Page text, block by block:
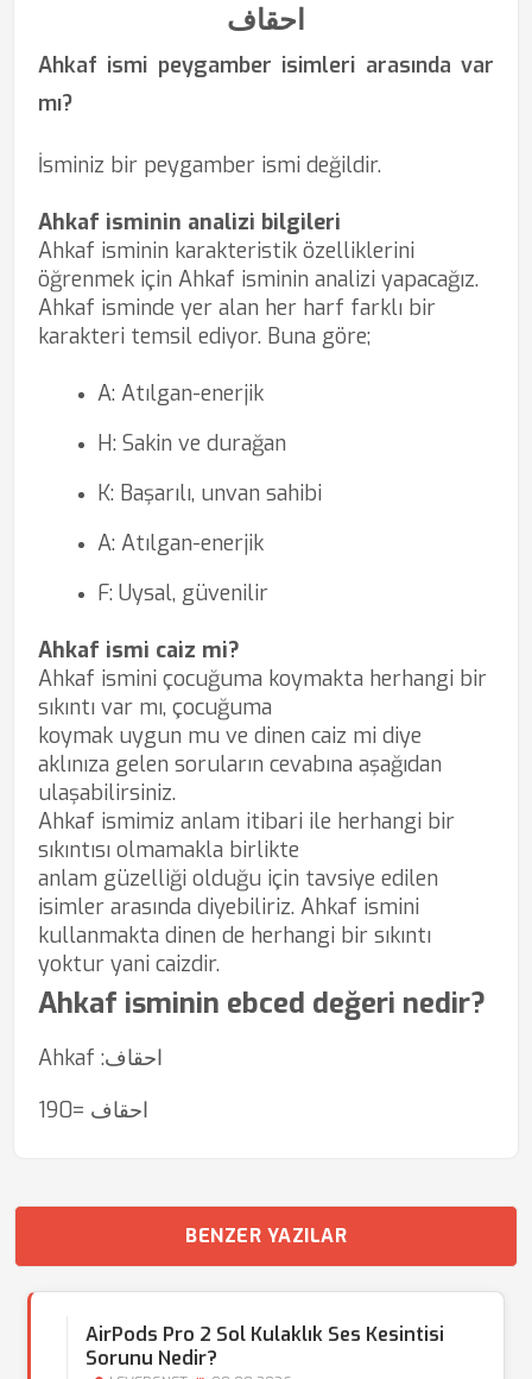
احقاف
Ahkaf ismi peygamber isimleri arasında var
mı?
İsminiz bir peygamber ismi değildir.
Ahkaf isminin analizi bilgileri
Ahkaf isminin karakteristik özelliklerini
öğrenmek için Ahkaf isminin analizi yapacağız.
Ahkaf isminde yer alan her harf farklı bir
karakteri temsil ediyor. Buna göre;
A: Atılgan-enerjik
H: Sakin ve durağan
K: Başarılı, unvan sahibi
A: Atılgan-enerjik
F: Uysal, güvenilir
Ahkaf ismi caiz mi?
Ahkaf ismini çocuğuma koymakta herhangi bir
sıkıntı var mı, çocuğuma
koymak uygun mu ve dinen caiz mi diye
aklınıza gelen soruların cevabına aşağıdan
ulaşabilirsiniz.
Ahkaf ismimiz anlam itibari ile herhangi bir
sıkıntısı olmamakla birlikte
anlam güzelliği olduğu için tavsiye edilen
isimler arasında diyebiliriz. Ahkaf ismini
kullanmakta dinen de herhangi bir sıkıntı
yoktur yani caizdir.
Ahkaf isminin ebced değeri nedir?
Ahkaf :احقاف
احقاف =190
BENZER YAZILAR
AirPods Pro 2 Sol Kulaklık Ses Kesintisi
Sorunu Nedir?